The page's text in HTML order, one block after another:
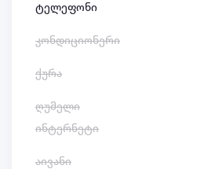
ტელეფონი
კონდიციონერი
ქურა
ღუმელი
ინტერნეტი
აივანი